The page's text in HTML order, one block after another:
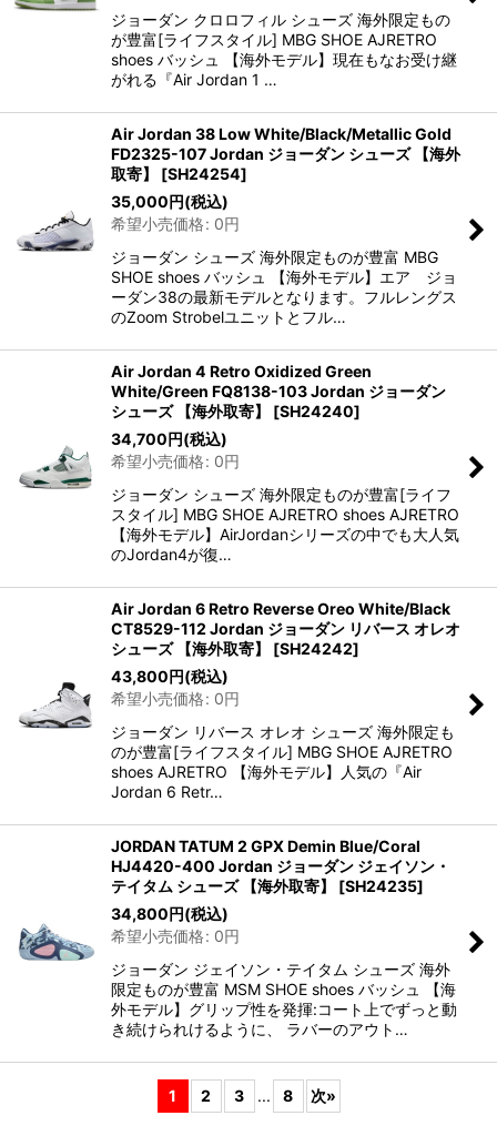
ジョーダン クロロフィル シューズ 海外限定もの
が豊富[ライフスタイル] MBG SHOE AJRETRO
shoes バッシュ 【海外モデル】現在もなお受け継
がれる『Air Jordan 1 …
Air Jordan 38 Low White/Black/Metallic Gold
FD2325-107 Jordan ジョーダン シューズ 【海外
取寄】
[SH24254]
35,000円(税込)
希望小売価格: 0円
ジョーダン シューズ 海外限定ものが豊富 MBG
SHOE shoes バッシュ 【海外モデル】エア ジョ
ーダン38の最新モデルとなります。フルレングス
のZoom Strobelユニットとフル…
Air Jordan 4 Retro Oxidized Green
White/Green FQ8138-103 Jordan ジョーダン
シューズ 【海外取寄】
[SH24240]
34,700円(税込)
希望小売価格: 0円
ジョーダン シューズ 海外限定ものが豊富[ライフ
スタイル] MBG SHOE AJRETRO shoes AJRETRO
【海外モデル】AirJordanシリーズの中でも大人気
のJordan4が復…
Air Jordan 6 Retro Reverse Oreo White/Black
CT8529-112 Jordan ジョーダン リバース オレオ
シューズ 【海外取寄】
[SH24242]
43,800円(税込)
希望小売価格: 0円
ジョーダン リバース オレオ シューズ 海外限定も
のが豊富[ライフスタイル] MBG SHOE AJRETRO
shoes AJRETRO 【海外モデル】人気の『Air
Jordan 6 Retr…
JORDAN TATUM 2 GPX Demin Blue/Coral
HJ4420-400 Jordan ジョーダン ジェイソン・
テイタム シューズ 【海外取寄】
[SH24235]
34,800円(税込)
希望小売価格: 0円
ジョーダン ジェイソン・テイタム シューズ 海外
限定ものが豊富 MSM SHOE shoes バッシュ 【海
外モデル】グリップ性を発揮:コート上でずっと動
き続けられけるように、 ラバーのアウト…
1 2 3 ... 8 次»